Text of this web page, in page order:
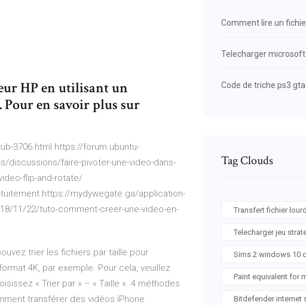
HP en utilisant un
en savoir plus sur
3706.html https://forum.ubuntu-
discussions/faire-pivoter-une-video-dans-
flip-and-rotate/
https://mydywegate.ga/application-
11/22/tuto-comment-creer-une-video-en-
trier les fichiers par taille pour
4K, par exemple. Pour cela, veuillez
« Trier par » – « Taille ». 4 méthodes
transférer des vidéos iPhone
Comment lire un
Telecharger
Code de triche ps3
Tag Clouds
Transfert fichier
Telecharger jeu
Sims 2 windows 10
Paint equivalent for
Bitdefender internet